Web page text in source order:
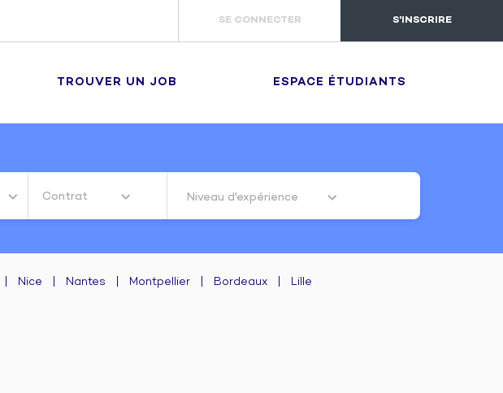
SE CONNECTER S'INSCRIRE
TROUVER UN JOB ESPACE ÉTUDIANTS
Contrat Niveau d'expérience
Nice Nantes Montpellier Bordeaux Lille